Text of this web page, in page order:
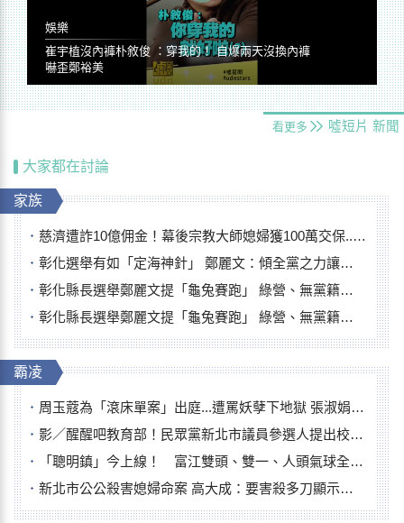
娛樂
崔宇植沒內褲朴敘俊 ：穿我的！ 自爆兩天沒換內褲
嚇歪鄭裕美
看更多 噓短片 新聞
大家都在討論
家族
慈濟遭詐10億佣金！幕後宗教大師媳婦獲100萬交保...快步奔離不發一語
彰化選舉有如「定海神針」 鄭麗文：傾全黨之力讓彰化贏
彰化縣長選舉鄭麗文提「龜兔賽跑」 綠營、無黨籍忙否認是烏龜
彰化縣長選舉鄭麗文提「龜兔賽跑」 綠營、無黨籍忙否認是烏龜
霸凌
周玉蔻為「滾床單案」出庭...遭罵妖孽下地獄 張淑娟批：舌頭殺人有罪
影／醒醒吧教育部！民眾黨新北市議員參選人提出校園反毒防線升級政見
「聰明鎮」今上線！ 富江雙頭、雙一、人頭氣球全登場
新北市公公殺害媳婦命案 高大成：要害殺多刀顯示怨恨深